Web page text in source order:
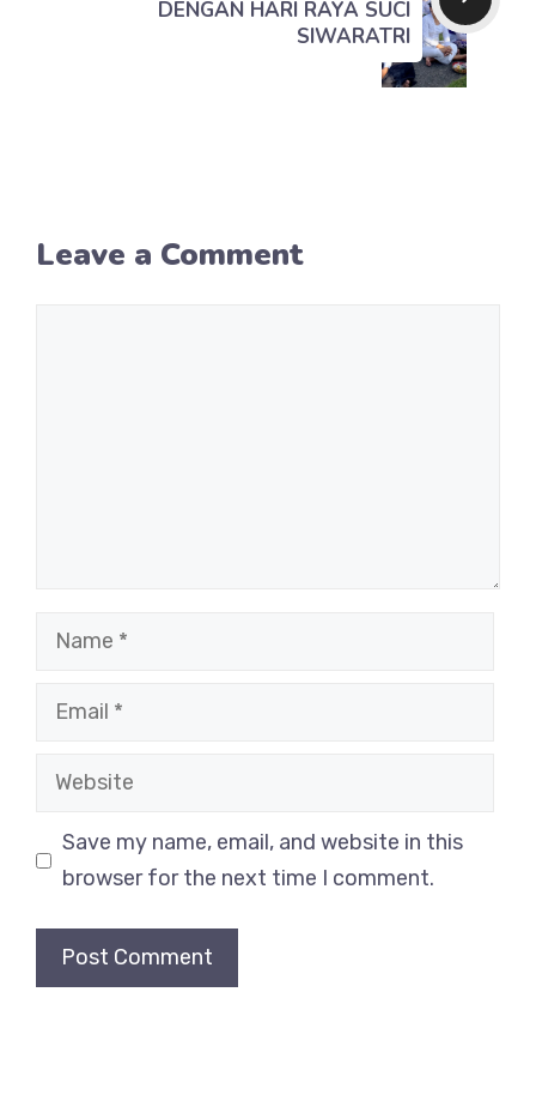
DENGAN HARI RAYA SUCI
SIWARATRI
Leave a Comment
Name
Email
Website
Save my name, email, and website in this
browser for the next time I comment.